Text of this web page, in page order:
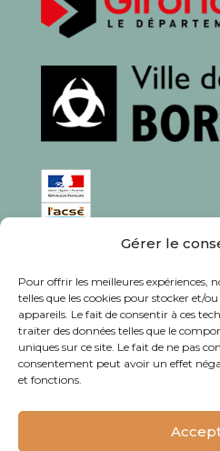
Gérer le
Pour offrir les meilleures expériences,
telles que les cookies pour stocker et/
appareils. Le fait de consentir à ces
traiter des données telles que le
uniques sur ce site. Le fait de ne pas
consentement peut avoir un effet
et fonctions.
Rédaction, photos et
associations du quartier
Mentions